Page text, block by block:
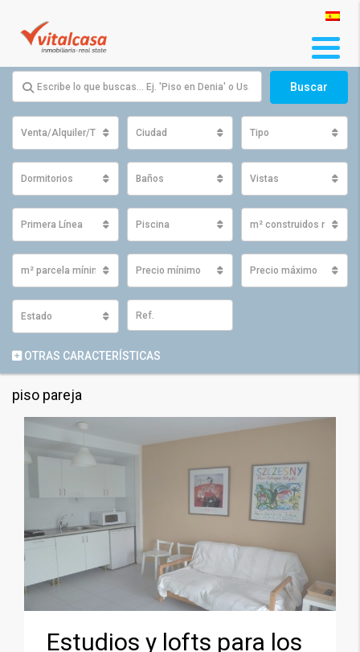
Buscar
Venta/Alquiler/Traspaso Ciudad Tipo
Dormitorios Baños Vistas
Primera Línea Piscina m² construidos
m² parcela mínimos Precio mínimo Precio máximo
Estado
OTRAS CARACTERÍSTICAS
piso pareja
Estudios y lofts para los